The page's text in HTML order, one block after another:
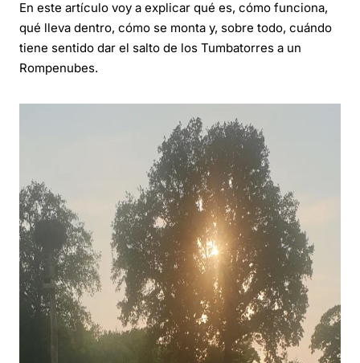
En este artículo voy a explicar qué es, cómo funciona,
qué lleva dentro, cómo se monta y, sobre todo, cuándo
tiene sentido dar el salto de los Tumbatorres a un
Rompenubes.